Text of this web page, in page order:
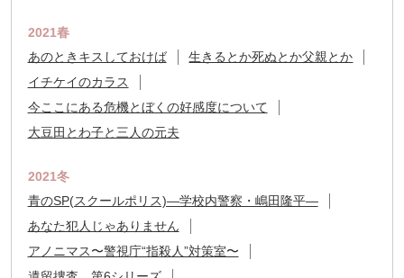
2021春
あのときキスしておけば
生きるとか死ぬとか父親とか
イチケイのカラス
今ここにある危機とぼくの好感度について
大豆田とわ子と三人の元夫
2021冬
青のSP(スクールポリス)―学校内警察・嶋田隆平―
あなた犯人じゃありません
アノニマス〜警視庁“指殺人”対策室〜